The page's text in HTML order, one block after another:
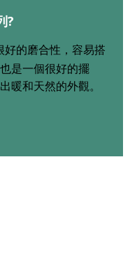
?
好的磨合性 ，容易搭
也是一個很好的擺
暖和天然的外觀。